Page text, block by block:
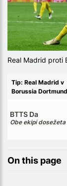
Real Madrid proti
Tip: Real Madrid v
Borussia Dortmund
BTTS Da
Obe ekipi dosežeta
On this page